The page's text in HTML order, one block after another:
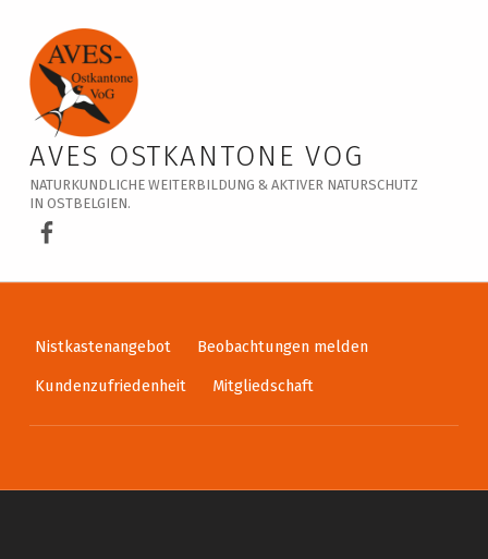
Veranstaltungskalender – AVES Ostkantone VoG
AVES OSTKANTONE VOG
NATURKUNDLICHE WEITERBILDUNG & AKTIVER NATURSCHUTZ
IN OSTBELGIEN.
AVES Ostkantone bei Facebook
Nistkastenangebot
Beobachtungen melden
Kundenzufriedenheit
Mitgliedschaft